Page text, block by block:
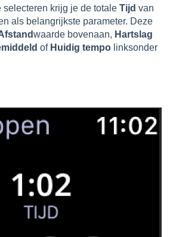
selecteren krijg je de totale Tijd van
als belangrijkste parameter. Deze
waarde bovenaan, Hartslag
of Huidig tempo linksonder